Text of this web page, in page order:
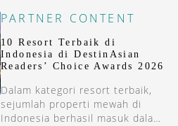
reservasi untuk resort di
Malaysia tersebut.
PARTNER CONTENT
10 Resort Terbaik di
Indonesia di DestinAsian
Readers’ Choice Awards 2026
Dalam kategori resort terbaik,
sejumlah properti mewah di
Indonesia berhasil masuk dalam